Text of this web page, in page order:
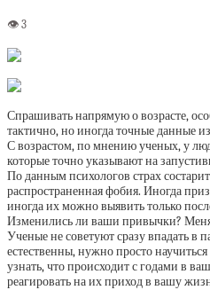
Спрашивать напрямую о возрасте,
тактично, но иногда точные данные
С возрастом, по мнению ученых, у
которые точно указывают на
По данным психологов страх
распространенная фобия. Иногда
иногда их можно выявить только
Изменились ли ваши привычки?
Ученые не советуют сразу впадать в
естественны, нужно просто
узнать, что происходит с годами в
реагировать на их приход в вашу